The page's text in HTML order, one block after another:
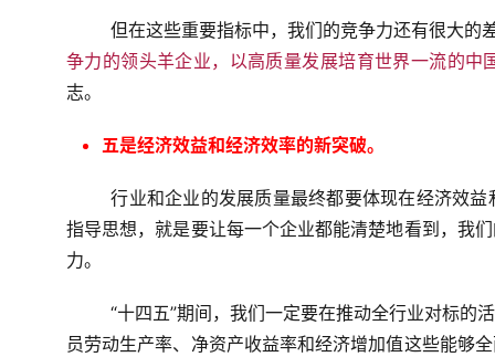
但在这些重要指标中，我们的竞争力还有很大的
争力的领头羊企业，以高质量发展培育世界一流的中
志。
五是经济效益和经济效率的新突破。
行业和企业的发展质量最终都要体现在经济效
指导思想，就是要让每一个企业都能清楚地看到，我
力。
“十四五”期间，我们一定要在推动全行业对标的
员劳动生产率、净资产收益率和经济增加值这些能够